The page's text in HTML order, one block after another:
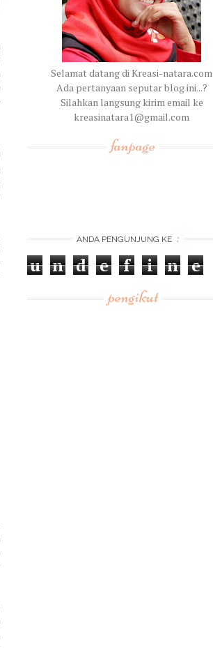
Selamat datang di Kreasi-natara.com
Ada pertanyaan seputar blog ini...?
Silahkan langsung kirim email ke
kreasinatara1@gmail.com
fanpage
ANDA PENGUNJUNG KE :
u n d e f i n e
pengikut